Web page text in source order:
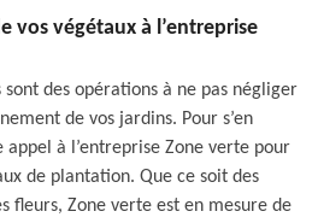
vos végétaux à l’entreprise
des opérations à ne pas négliger
de vos jardins. Pour s’en
appel à l’entreprise Zone verte pour
de plantation. Que ce soit des
fleurs, Zone verte est en mesure de